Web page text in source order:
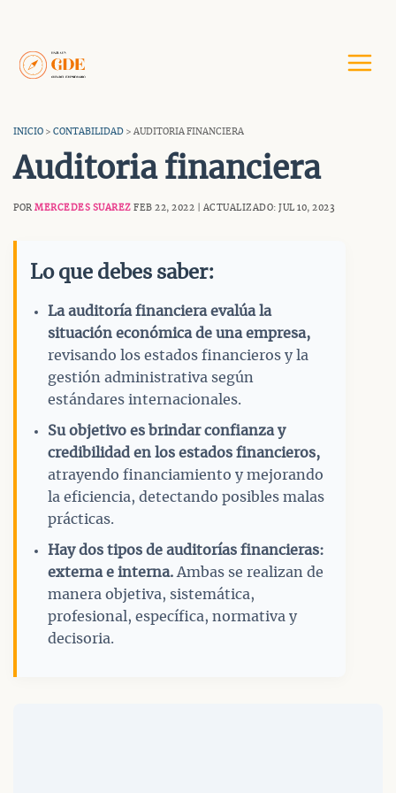
contenido
INICIO > CONTABILIDAD > AUDITORIA FINANCIERA
Auditoria financiera
POR MERCEDES SUAREZ FEB 22, 2022 | ACTUALIZADO: JUL 10, 2023
Lo que debes saber:
La auditoría financiera evalúa la
situación económica de una empresa,
revisando los estados financieros y la
gestión administrativa según
estándares internacionales.
Su objetivo es brindar confianza y
credibilidad en los estados financieros,
atrayendo financiamiento y mejorando
la eficiencia, detectando posibles malas
prácticas.
Hay dos tipos de auditorías financieras:
externa e interna. Ambas se realizan de
manera objetiva, sistemática,
profesional, específica, normativa y
decisoria.